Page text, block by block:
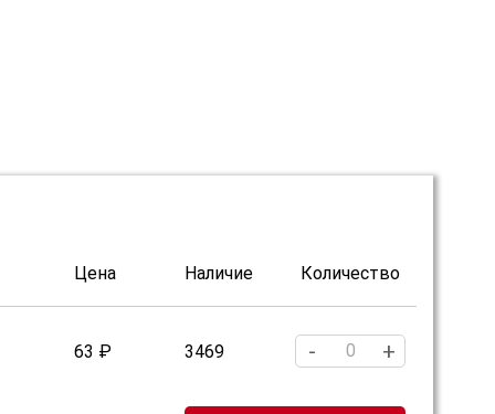
Цена Наличие Количество
63 ₽ 3469 - +